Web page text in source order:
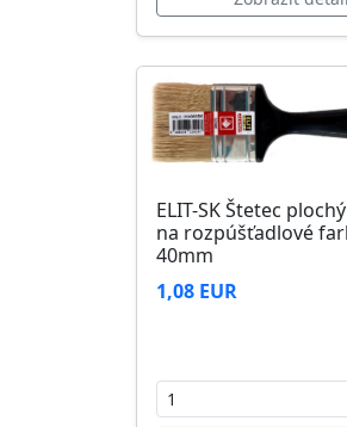
ELIT-SK Štetec
na rozpúšťadlové
40mm
1,08 EUR